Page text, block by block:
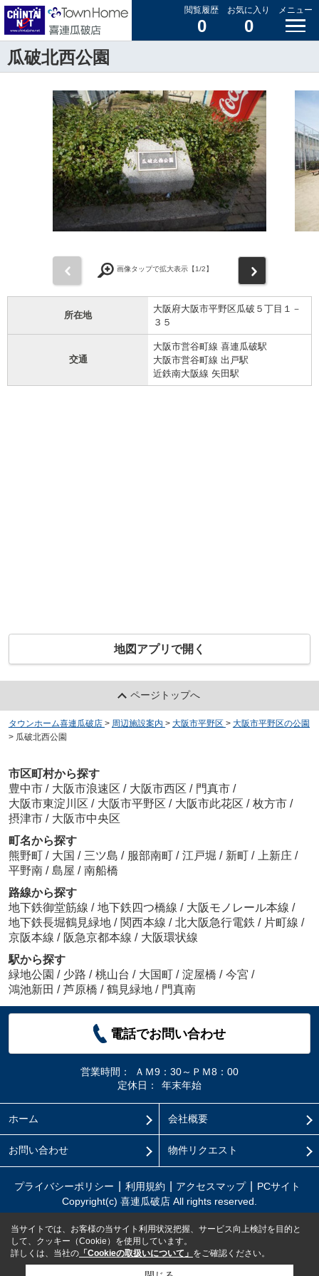
閲覧履歴
0
お気に入り
0
メニュー
瓜破北西公園
画像タップで拡大表示【1/2】
所在地
大阪府大阪市平野区瓜破５丁目１－
３５
交通
大阪市営谷町線 喜連瓜破駅
大阪市営谷町線 出戸駅
近鉄南大阪線 矢田駅
地図アプリで開く
ページトップへ
タウンホーム喜連瓜破店 > 周辺施設案内 > 大阪市平野区 > 大阪市平野区の公園
> 瓜破北西公園
市区町村から探す
豊中市 / 大阪市浪速区 / 大阪市西区 / 門真市 /
大阪市東淀川区 / 大阪市平野区 / 大阪市此花区 / 枚方市 /
摂津市 / 大阪市中央区
町名から探す
熊野町 / 大国 / 三ツ島 / 服部南町 / 江戸堀 / 新町 / 上新庄 /
平野南 / 島屋 / 南船橋
路線から探す
地下鉄御堂筋線 / 地下鉄四つ橋線 / 大阪モノレール本線 /
地下鉄長堀鶴見緑地 / 関西本線 / 北大阪急行電鉄 / 片町線 /
京阪本線 / 阪急京都本線 / 大阪環状線
駅から探す
緑地公園 / 少路 / 桃山台 / 大国町 / 淀屋橋 / 今宮 /
鴻池新田 / 芦原橋 / 鶴見緑地 / 門真南
電話でお問い合わせ
営業時間：
ＡＭ9：30～ＰＭ8：00
定休日：
年末年始
ホーム 会社概要
お問い合わせ 物件リクエスト
プライバシーポリシー 利用規約 アクセスマップ
PCサイト
Copyright(c) 喜連瓜破店 All rights reserved.
当サイトでは、お客様の当サイト利用状況把握、サービス向上検討を目的と
して、クッキー（Cookie）を使用しています。
詳しくは、当社の 「Cookieの取扱いについて」 をご確認ください。